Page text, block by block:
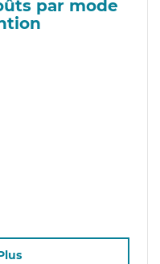
par mode